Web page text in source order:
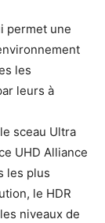
permet une
les
leurs à
sceau Ultra
UHD Alliance
les plus
le HDR
niveaux de